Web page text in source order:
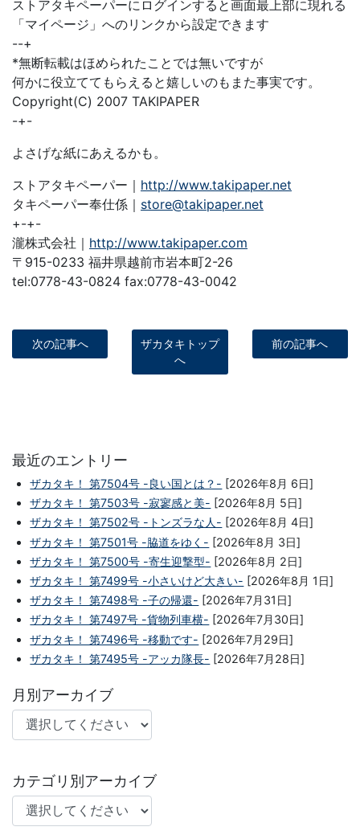
ストアタキペーパーにログインすると画面最上部に現れる
「マイページ」へのリンクから設定できます
--+
*無断転載はほめられたことでは無いですが
何かに役立ててもらえると嬉しいのもまた事実です。
Copyright(C) 2007 TAKIPAPER
-+-
よさげな紙にあえるかも。
ストアタキペーパー｜ http://www.takipaper.net
タキペーパー奉仕係｜ store@takipaper.net
+-+-
瀧株式会社｜ http://www.takipaper.com
〒915-0233 福井県越前市岩本町2-26
tel:0778-43-0824 fax:0778-43-0042
次の記事へ
ザカタキトップ
へ
前の記事へ
最近のエントリー
ザカタキ！ 第7504号 -良い国とは？- [2026年8月 6日]
ザカタキ！ 第7503号 -寂寥感と美- [2026年8月 5日]
ザカタキ！ 第7502号 -トンズラな人- [2026年8月 4日]
ザカタキ！ 第7501号 -脇道をゆく- [2026年8月 3日]
ザカタキ！ 第7500号 -寄生迎撃型- [2026年8月 2日]
ザカタキ！ 第7499号 -小さいけど大きい- [2026年8月 1日]
ザカタキ！ 第7498号 -子の帰還- [2026年7月31日]
ザカタキ！ 第7497号 -貨物列車横- [2026年7月30日]
ザカタキ！ 第7496号 -移動です- [2026年7月29日]
ザカタキ！ 第7495号 -アッカ隊長- [2026年7月28日]
月別アーカイブ
カテゴリ別アーカイブ